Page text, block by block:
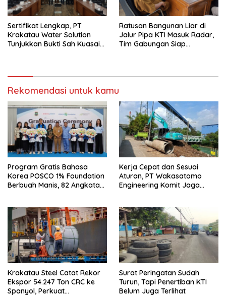
Sertifikat Lengkap, PT
Krakatau Water Solution
Tunjukkan Bukti Sah Kuasai
Ratusan Bangunan Liar di
Jalur Pipa KTI Masuk Radar,
Tim Gabungan Siap
Rekomendasi untuk kamu
Program Gratis Bahasa
Korea POSCO 1% Foundation
Berbuah Manis, 82 Angkatan
Kerja Cepat dan Sesuai
Aturan, PT Wakasatomo
Engineering Komit Jaga
Krakatau Steel Catat Rekor
Ekspor 54.247 Ton CRC ke
Spanyol, Perkuat
Surat Peringatan Sudah
Turun, Tapi Penertiban KTI
Belum Juga Terlihat